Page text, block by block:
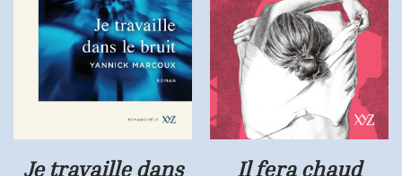
Je travaille dans
Il fera chaud